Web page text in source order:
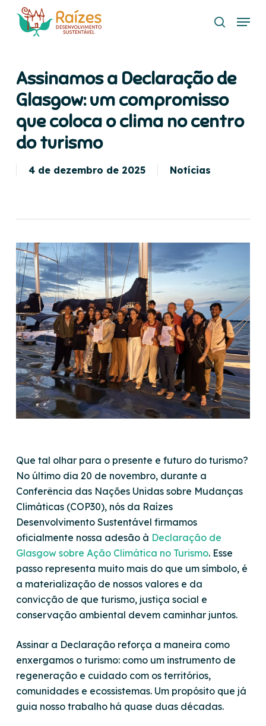
search
Menu
Assinamos a Declaração de
Glasgow: um compromisso
que coloca o clima no centro
do turismo
4 de dezembro de 2025 Notícias
Que tal olhar para o presente e futuro do turismo?
No último dia 20 de novembro, durante a
Conferência das Nações Unidas sobre Mudanças
Climáticas (COP30), nós da Raízes
Desenvolvimento Sustentável firmamos
oficialmente nossa adesão à Declaração de
Glasgow sobre Ação Climática no Turismo. Esse
passo representa muito mais do que um símbolo, é
a materialização de nossos valores e da
convicção de que turismo, justiça social e
conservação ambiental devem caminhar juntos.
Assinar a Declaração reforça a maneira como
enxergamos o turismo: como um instrumento de
regeneração e cuidado com os territórios,
comunidades e ecossistemas. Um propósito que já
guia nosso trabalho há quase duas décadas.